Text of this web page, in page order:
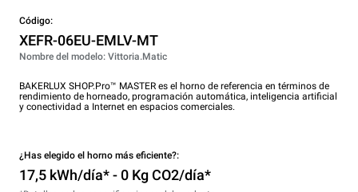
Código:
XEFR-06EU-EMLV-MT
Nombre del modelo: Vittoria.Matic
BAKERLUX SHOP.Pro™ MASTER es el horno de referencia en términos de
rendimiento de horneado, programación automática, inteligencia artificial
y conectividad a Internet en espacios comerciales.
¿Has elegido el horno más eficiente?:
17,5 kWh/día* - 0 Kg CO2/día*